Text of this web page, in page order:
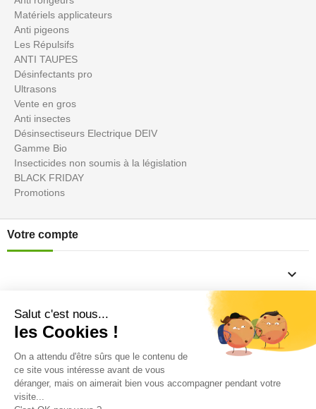
Matériels applicateurs
Anti pigeons
Les Répulsifs
ANTI TAUPES
Désinfectants pro
Ultrasons
Vente en gros
Anti insectes
Désinsectiseurs Electrique DEIV
Gamme Bio
Insecticides non soumis à la législation
BLACK FRIDAY
Promotions
Votre compte

Informations

Fiches conseils